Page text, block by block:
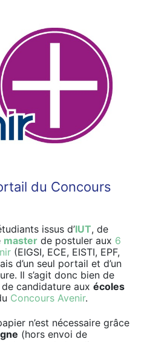
du Concours
issus d’IUT, de
master de postuler aux 6
(EIGSI, ECE, EISTI, EPF,
d’un seul portail et d’un
Il s’agit donc bien de
candidature aux écoles
Concours Avenir.
n’est nécessaire grâce
(hors envoi de